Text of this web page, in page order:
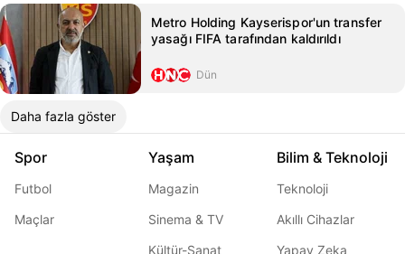
Metro Holding Kayserispor'un transfer
yasağı FIFA tarafından kaldırıldı
Dün
Daha fazla göster
Spor
Futbol
Maçlar
Yaşam
Magazin
Sinema & TV
Kültür-Sanat
Bilim & Teknoloji
Teknoloji
Akıllı Cihazlar
Yapay Zeka